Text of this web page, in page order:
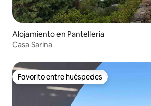
Alojamiento en Pantelleria
Casa Sarina
Favorito entre huéspedes
Favorito entre huéspedes